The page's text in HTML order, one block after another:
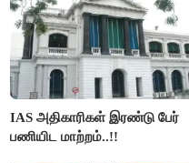
IAS அதிகாரிகள் இரண்டு பேர்
பணியிட மாற்றம்..!!